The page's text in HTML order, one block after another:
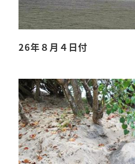
26年８月４日付